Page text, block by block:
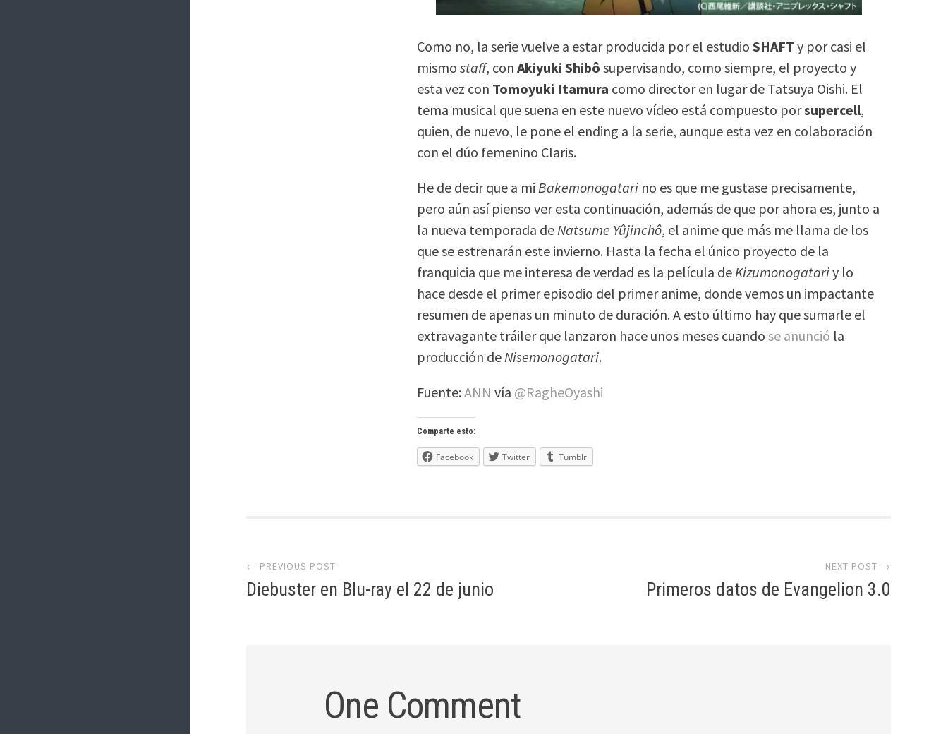
Como no, la serie vuelve a estar producida por el estudioSHAFT y por casi el
mismostaff, conAkiyuki Shibô supervisando, como siempre, el proyecto y
esta vez con Tomoyuki Itamura como director en lugar de Tatsuya Oishi. El
tema musical que suena en este nuevo vídeo está compuesto porsupercell,
quien, de nuevo, le pone el ending a la serie, aunque esta vez en colaboración
con el dúo femenino Claris.
He de decir que a miBakemonogatari no es que me gustase precisamente,
pero aún así pienso ver esta continuación, además de que por ahora es, junto a
la nueva temporada deNatsume Yûjinchô, el anime que más me llama de los
que se estrenarán este invierno. Hasta la fecha el único proyecto de la
franquicia que me interesa de verdad es la película deKizumonogatariy lo
hace desde el primer episodio del primer anime, donde vemos un impactante
resumen de apenas un minuto de duración. A esto último hay que sumarle el
extravagante tráiler que lanzaron hace unos meses cuandose anunció la
producción deNisemonogatari.
Fuente:ANN vía @RagheOyashi
Comparte esto:
Facebook Twitter Tumblr
navigation
← PREVIOUS POST
Diebuster en Blu-ray el 22 de junio
NEXT POST →
Primeros datos de Evangelion 3.0
One Comment